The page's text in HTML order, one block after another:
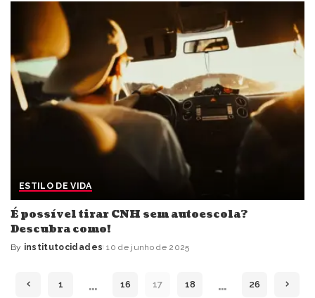
ESTILO DE VIDA
É possível tirar CNH sem autoescola?
Descubra como!
Posted
By institutocidades 10 de junho de 2025
1 … 16 17 18 … 26